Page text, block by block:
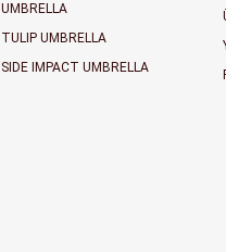
UMBRELLA
TULIP UMBRELLA
SIDE IMPACT UMBRELLA